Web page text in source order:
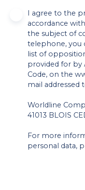
I agree to the
accordance
the subject of
telephone, you
list of
provided for by
Code, on the
mail addressed
Worldline
41013 BLOIS
For more
personal data,